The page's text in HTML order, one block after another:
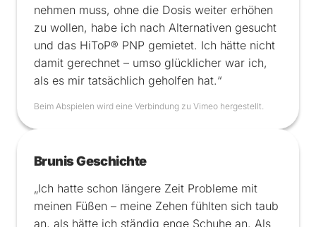
nehmen muss, ohne die Dosis weiter erhöhen
zu wollen, habe ich nach Alternativen gesucht
und das HiToP® PNP gemietet. Ich hätte nicht
damit gerechnet – umso glücklicher war ich,
als es mir tatsächlich geholfen hat.“
Beim Abspielen wird eine Verbindung zu Vimeo hergestellt.
Brunis Geschichte
„Ich hatte schon längere Zeit Probleme mit
meinen Füßen – meine Zehen fühlten sich taub
an, als hätte ich ständig enge Schuhe an. Als